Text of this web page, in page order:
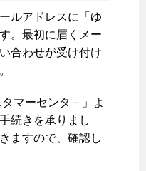
ルアドレスに「ゆ
。最初に届くメー
合わせが受け付け
マーセンタ－」よ
続きを承りまし
ますので、確認し